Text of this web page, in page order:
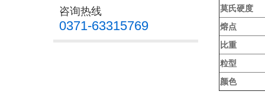
咨询热线
0371-63315769
莫氏硬度
熔点
比重
粒型
颜色